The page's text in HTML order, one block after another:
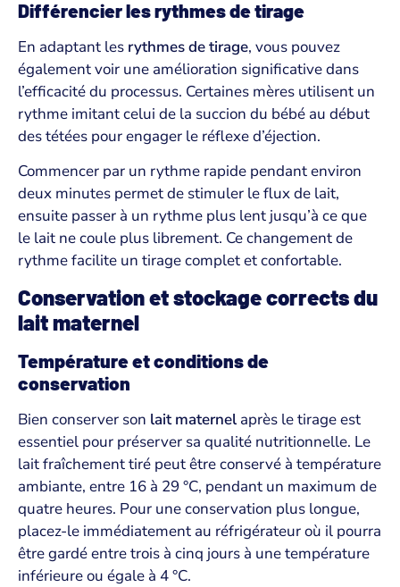
Différencier les rythmes de tirage
En adaptant les rythmes de tirage, vous pouvez
également voir une amélioration significative dans
l’efficacité du processus. Certaines mères utilisent un
rythme imitant celui de la succion du bébé au début
des tétées pour engager le réflexe d’éjection.
Commencer par un rythme rapide pendant environ
deux minutes permet de stimuler le flux de lait,
ensuite passer à un rythme plus lent jusqu’à ce que
le lait ne coule plus librement. Ce changement de
rythme facilite un tirage complet et confortable.
Conservation et stockage corrects du
lait maternel
Température et conditions de
conservation
Bien conserver son lait maternel après le tirage est
essentiel pour préserver sa qualité nutritionnelle. Le
lait fraîchement tiré peut être conservé à température
ambiante, entre 16 à 29 °C, pendant un maximum de
quatre heures. Pour une conservation plus longue,
placez-le immédiatement au réfrigérateur où il pourra
être gardé entre trois à cinq jours à une température
inférieure ou égale à 4 °C.